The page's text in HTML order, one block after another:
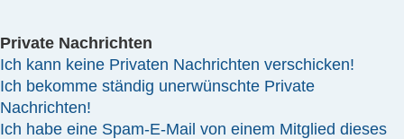
Private Nachrichten
Ich kann keine Privaten Nachrichten verschicken!
Ich bekomme ständig unerwünschte Private
Nachrichten!
Ich habe eine Spam-E-Mail von einem Mitglied dieses